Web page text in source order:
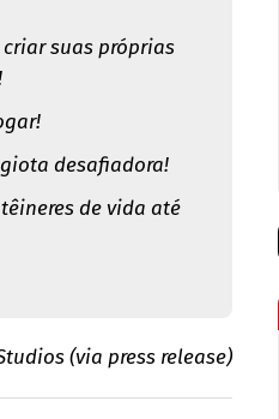
criar suas próprias
desafiadora!
de vida até
(via press release)